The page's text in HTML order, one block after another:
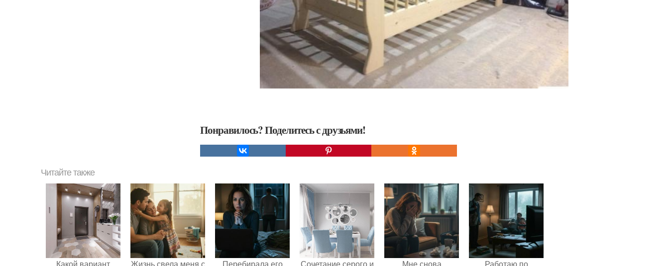
Понравилось? Поделитесь с друзьями!
Читайте также